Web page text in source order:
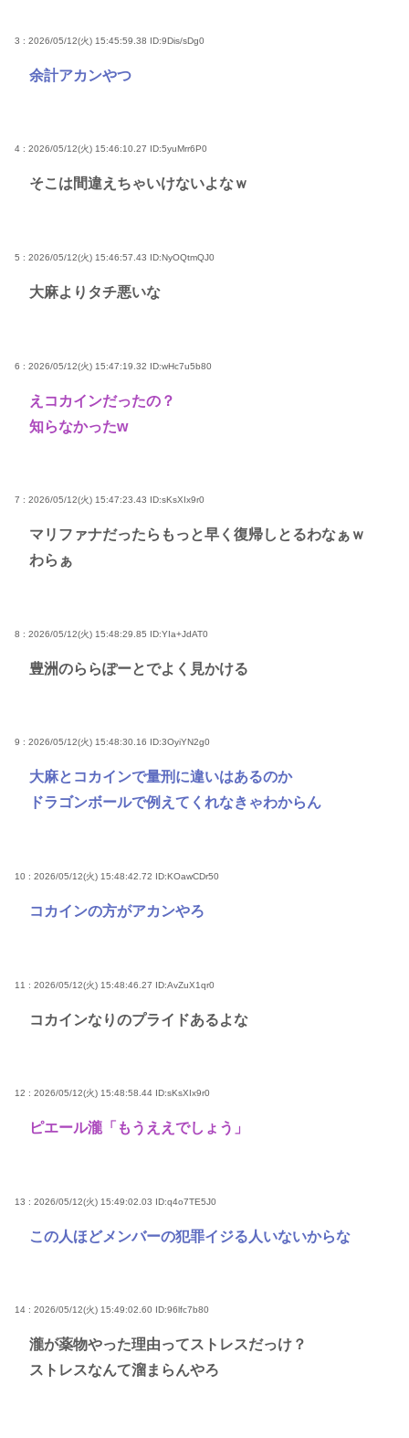
3 : 2026/05/12(火) 15:45:59.38 ID:9Dis/sDg0
余計アカンやつ
4 : 2026/05/12(火) 15:46:10.27 ID:5yuMrr6P0
そこは間違えちゃいけないよなｗ
5 : 2026/05/12(火) 15:46:57.43 ID:NyOQtmQJ0
大麻よりタチ悪いな
6 : 2026/05/12(火) 15:47:19.32 ID:wHc7u5b80
えコカインだったの？
知らなかったw
7 : 2026/05/12(火) 15:47:23.43 ID:sKsXIx9r0
マリファナだったらもっと早く復帰しとるわなぁｗ
わらぁ
8 : 2026/05/12(火) 15:48:29.85 ID:YIa+JdAT0
豊洲のららぽーとでよく見かける
9 : 2026/05/12(火) 15:48:30.16 ID:3OyiYN2g0
大麻とコカインで量刑に違いはあるのか
ドラゴンボールで例えてくれなきゃわからん
10 : 2026/05/12(火) 15:48:42.72 ID:KOawCDr50
コカインの方がアカンやろ
11 : 2026/05/12(火) 15:48:46.27 ID:AvZuX1qr0
コカインなりのプライドあるよな
12 : 2026/05/12(火) 15:48:58.44 ID:sKsXIx9r0
ピエール瀧「もうええでしょう」
13 : 2026/05/12(火) 15:49:02.03 ID:q4o7TE5J0
この人ほどメンバーの犯罪イジる人いないからな
14 : 2026/05/12(火) 15:49:02.60 ID:96lfc7b80
瀧が薬物やった理由ってストレスだっけ？
ストレスなんて溜まらんやろ